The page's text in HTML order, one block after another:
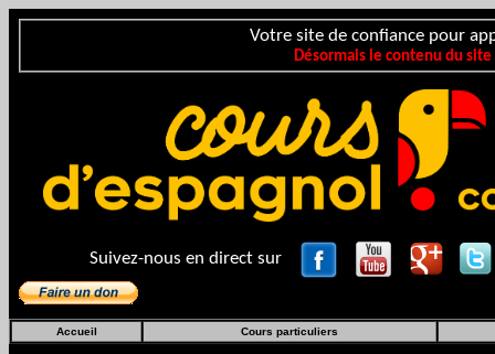
Votre site de confiance pour
Désormais le contenu du
Suivez-nous en direct sur
Accueil Cours particuliers